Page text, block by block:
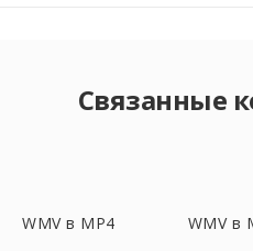
Связанные
WMV в MP4 WMV в